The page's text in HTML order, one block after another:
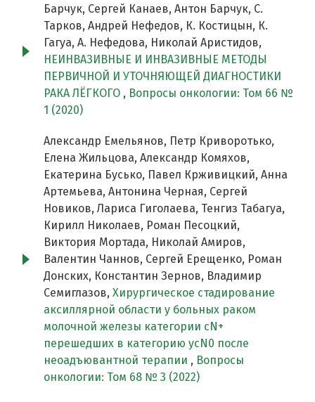
Барчук, Сергей Канаев, Антон Барчук, С.
Тарков, Андрей Нефедов, К. Костицын, К.
Гагуа, А. Нефедова, Николай Аристидов,
НЕИНВАЗИВНЫЕ И ИНВАЗИВНЫЕ МЕТОДЫ
ПЕРВИЧНОЙ И УТОЧНЯЮЩЕЙ ДИАГНОСТИКИ
РАКА ЛЁГКОГО , Вопросы онкологии: Том 66 №
1 (2020)
Александр Емельянов, Петр Криворотько,
Елена Жильцова, Александр Комяхов,
Екатерина Бусько, Павел Крживицкий, Анна
Артемьева, Антонина Черная, Сергей
Новиков, Лариса Гиголаева, Тенгиз Табагуа,
Кирилл Николаев, Роман Песоцкий,
Виктория Мортада, Николай Амиров,
Валентин Чаннов, Сергей Ерещенко, Роман
Донских, Константин Зернов, Владимир
Семиглазов, Хирургическое стадирование
аксиллярной области у больных раком
молочной железы категории сN+
перешедших в категорию ycN0 после
неоадъювантной терапии , Вопросы
онкологии: Том 68 № 3 (2022)